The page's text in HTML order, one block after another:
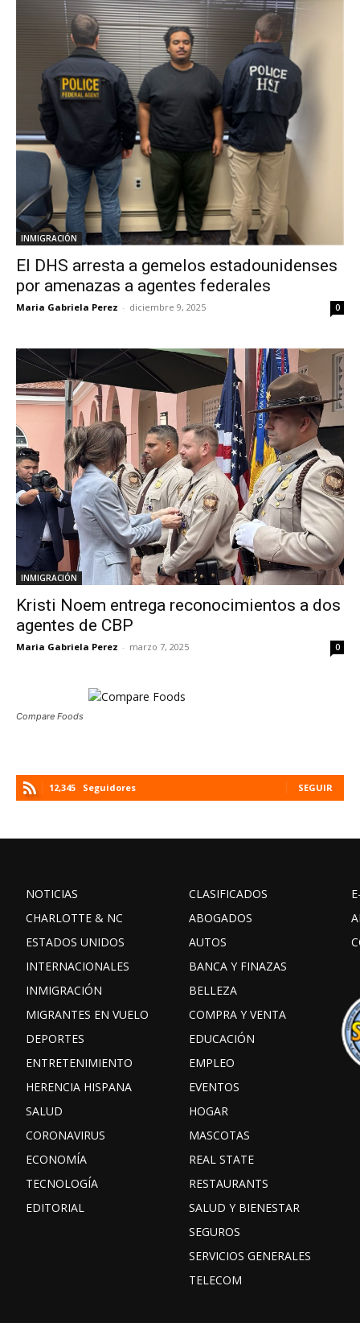
INMIGRACIÓN
El DHS arresta a gemelos estadounidenses
por amenazas a agentes federales
Maria Gabriela Perez - diciembre 9, 2025 0
INMIGRACIÓN
Kristi Noem entrega reconocimientos a dos
agentes de CBP
Maria Gabriela Perez - marzo 7, 2025 0
Compare Foods
12,345 Seguidores SEGUIR
NOTICIAS
CHARLOTTE & NC
ESTADOS UNIDOS
INTERNACIONALES
INMIGRACIÓN
MIGRANTES EN VUELO
DEPORTES
ENTRETENIMIENTO
HERENCIA HISPANA
SALUD
CORONAVIRUS
ECONOMÍA
TECNOLOGÍA
EDITORIAL
CLASIFICADOS
ABOGADOS
AUTOS
BANCA Y FINAZAS
BELLEZA
COMPRA Y VENTA
EDUCACIÓN
EMPLEO
EVENTOS
HOGAR
MASCOTAS
REAL STATE
RESTAURANTS
SALUD Y BIENESTAR
SEGUROS
SERVICIOS GENERALES
TELECOM